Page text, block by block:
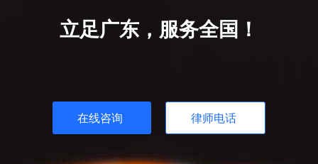
立足广东，服务全国！
在线咨询 律师电话